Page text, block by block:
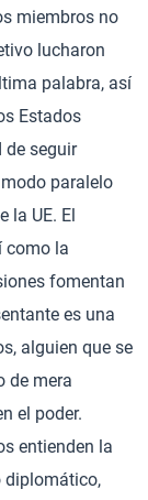
miembros no
lucharon
palabra, así
Estados
de seguir
paralelo
la UE. El
como la
fomentan
es una
alguien que se
de mera
el poder.
entienden la
diplomático,